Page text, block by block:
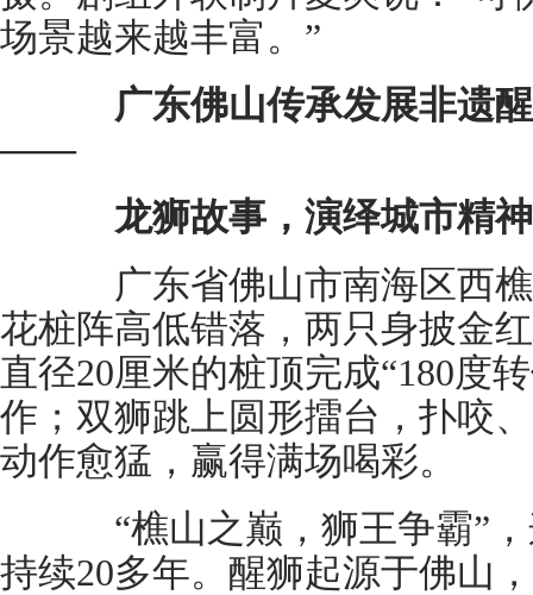
场景越来越丰富。”
广东佛山传承发展非遗
——
龙狮故事，演绎城市精神
广东省佛山市南海区西樵
花桩阵高低错落，两只身披金
直径20厘米的桩顶完成“180度
作；双狮跳上圆形擂台，扑咬
动作愈猛，赢得满场喝彩。
“樵山之巅，狮王争霸”，
持续20多年。醒狮起源于佛山